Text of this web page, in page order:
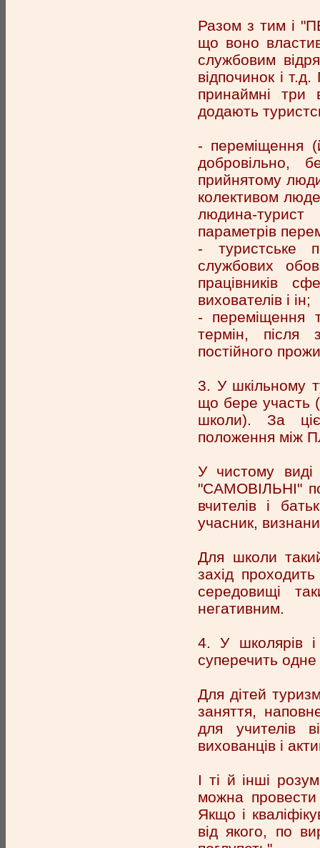
Разом з тим і
що воно
службовим
відпочинок і
принаймні три
додають
- переміщення
добровільно,
прийнятому
колективом
людина-
параметрів
- туристське
службових
працівників
вихователів і ін;
- переміщення
термін, після
постійного
3. У шкільному
що бере участь
школи). За
положення між
У чистому
"САМОВІЛЬНІ"
вчителів і
учасник,
Для школи
захід
середовищі
негативним.
4. У школярів
суперечить
Для дітей
заняття,
для учителів
вихованців і
І ті й інші
можна провести
Якщо і
від якого, по